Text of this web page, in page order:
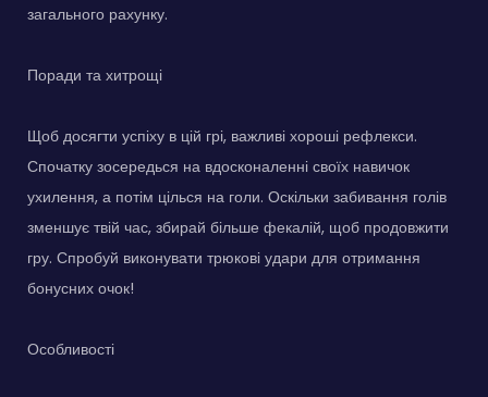
загального рахунку.
Поради та хитрощі
Щоб досягти успіху в цій грі, важливі хороші рефлекси.
Спочатку зосередься на вдосконаленні своїх навичок
ухилення, а потім цілься на голи. Оскільки забивання голів
зменшує твій час, збирай більше фекалій, щоб продовжити
гру. Спробуй виконувати трюкові удари для отримання
бонусних очок!
Особливості